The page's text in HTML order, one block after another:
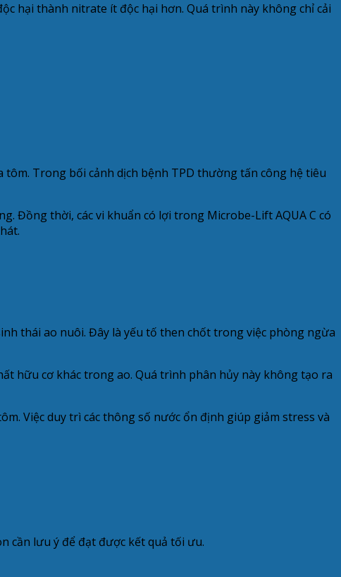
hại thành nitrate ít độc hại hơn. Quá trình này không chỉ cải
Trong bối cảnh dịch bệnh TPD thường tấn công hệ tiêu
Đồng thời, các vi khuẩn có lợi trong Microbe-Lift AQUA C có
thái ao nuôi. Đây là yếu tố then chốt trong việc phòng ngừa
hữu cơ khác trong ao. Quá trình phân hủy này không tạo ra
Việc duy trì các thông số nước ổn định giúp giảm stress và
cần lưu ý để đạt được kết quả tối ưu.